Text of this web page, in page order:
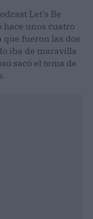
Let’s Be
unos cuatro
fueron las dos
iba de maravilla
sacó el tema de